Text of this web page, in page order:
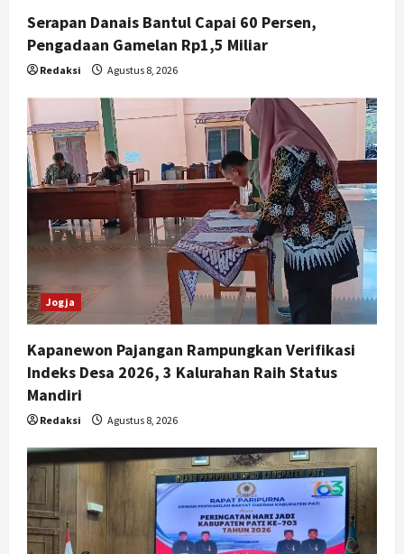
Serapan Danais Bantul Capai 60 Persen,
Pengadaan Gamelan Rp1,5 Miliar
Redaksi Agustus 8, 2026
Jogja
Kapanewon Pajangan Rampungkan Verifikasi
Indeks Desa 2026, 3 Kalurahan Raih Status
Mandiri
Redaksi Agustus 8, 2026